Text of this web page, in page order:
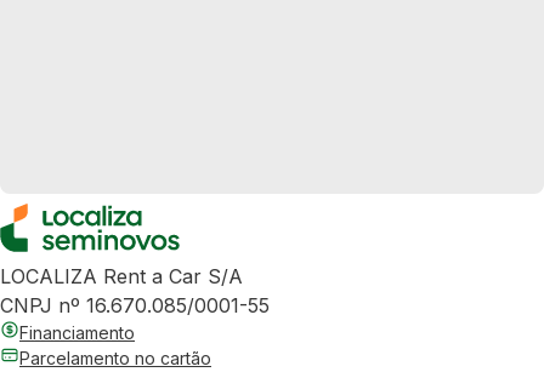
LOCALIZA Rent a Car S/A
CNPJ nº 16.670.085/0001-55
Financiamento
Parcelamento no cartão